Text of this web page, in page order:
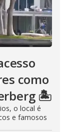
como
🏝️
o local é
e famosos